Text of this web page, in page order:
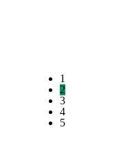
1
2
3
4
5